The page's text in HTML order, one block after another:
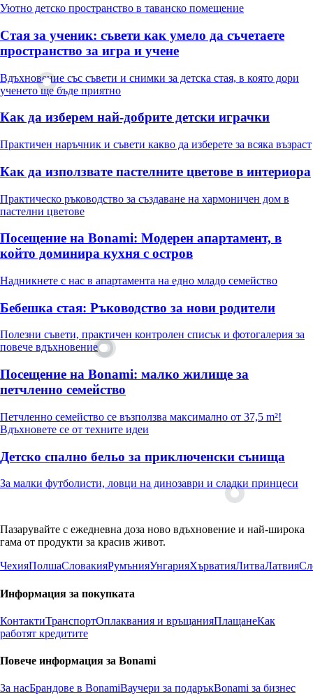
Уютно детско пространство в таванско помещение
Стая за ученик: съвети как умело да съчетаете
пространство за игра и учене
Вдъхновение със съвети и снимки за детска стая, в която дори
ученето ще бъде приятно
Как да изберем най-добрите детски играчки
Практичен наръчник и съвети какво да изберете за всяка възраст
Как да използвате пастелните цветове в интериора
Практическо ръководство за създаване на хармоничен дом в
пастелни цветове
Посещение на Bonami: Модерен апартамент, в
който доминира кухня с остров
Надникнете с нас в апартамента на едно младо семейство
Бебешка стая: Ръководство за нови родители
Полезни съвети, практичен контролен списък и фотогалерия за
повече вдъхновение
Посещение на Bonami: малко жилище за
петчленно семейство
Петчленно семейство се възползва максимално от 37,5 m²!
Вдъхновете се от техните идеи
Детско спално бельо за приключенски сънища
За малки футболисти, ловци на динозаври и сладки принцеси
Пазарувайте с ежедневна доза ново вдъхновение и най-широка
гама от продукти за красив живот.
ЧехияПолшаСловакияРумънияУнгарияХърватияЛитваЛатвия
Информация за покупката
КонтактиТранспортОплаквания и връщанияПлащанеКак
работят кредитите
Повече информация за Bonami
За насБрандове в BonamiВаучери за подаръкBonami за бизнес